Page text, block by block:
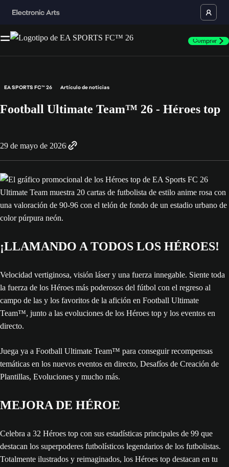
Comprar
EA SPORTS FC™ 26 Artículo de noticias
Football Ultimate Team™ 26 - Héroes top
29 de mayo de 2026
¡LLAMANDO A TODOS LOS HÉROES!
Velocidad vertiginosa, visión láser y una fuerza innegable. Siente toda
la fuerza de los Héroes más poderosos del fútbol con el regreso al
campo de las y los favoritos de la afición en Football Ultimate
Team™, junto a las evoluciones de los Héroes top y los eventos en
directo.
Juega ya a Football Ultimate Team™ para conseguir recompensas
temáticas en los nuevos eventos en directo, Desafíos de Creación de
Plantillas, Evoluciones y mucho más.
MEJORA DE HÉROE
Celebra a 32 Héroes top con sus estadísticas principales de 99 que
destacan los superpoderes futbolísticos legendarios de los futbolistas.
Totalmente ilustrados y reimaginados, los Héroes top destacan en tu